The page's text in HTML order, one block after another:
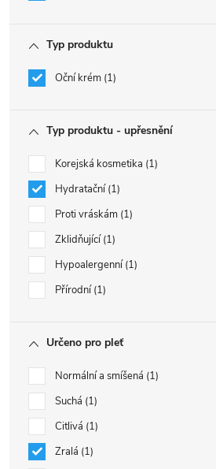
Typ produktu
Oční krém 1
Typ produktu - upřesnění
Korejská kosmetika 1
Hydratační 1
Proti vráskám 1
Zklidňující 1
Hypoalergenní 1
Přírodní 1
Určeno pro pleť
Normální a smíšená 1
Suchá 1
Citlivá 1
Zralá 1